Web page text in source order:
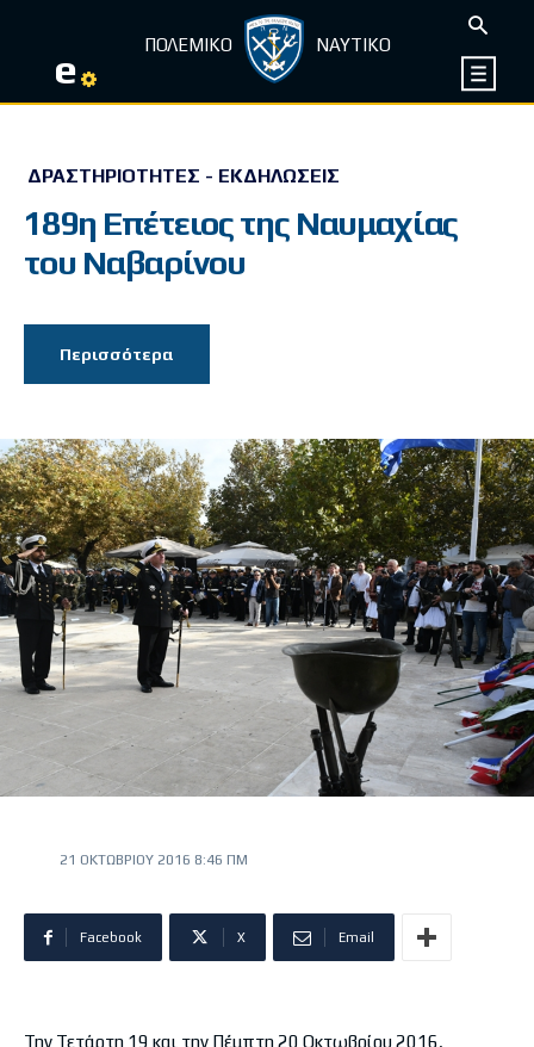
e ΠΟΛΕΜΙΚΟ ΝΑΥΤΙΚΟ
ΔΡΑΣΤΗΡΙΌΤΗΤΕΣ - ΕΚΔΗΛΏΣΕΙΣ
189η Επέτειος της Ναυμαχίας
του Ναβαρίνου
Περισσότερα
21 ΟΚΤΩΒΡΊΟΥ 2016 8:46 ΠΜ
Facebook X Email
Την Τετάρτη 19 και την Πέμπτη 20 Οκτωβρίου 2016,